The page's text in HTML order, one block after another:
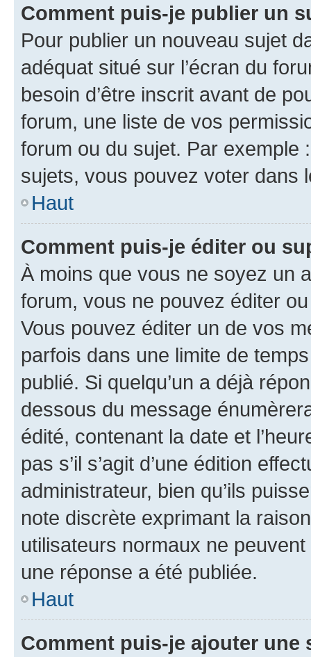
Comment puis-je publier un
Pour publier un nouveau sujet
adéquat situé sur l’écran du
besoin d’être inscrit avant de
forum, une liste de vos
forum ou du sujet. Par exemple
sujets, vous pouvez voter dans
Haut
Comment puis-je éditer ou
À moins que vous ne soyez un
forum, vous ne pouvez éditer
Vous pouvez éditer un de vos
parfois dans une limite de
publié. Si quelqu’un a déjà
dessous du message
édité, contenant la date et
pas s’il s’agit d’une édition
administrateur, bien qu’ils
note discrète exprimant la
utilisateurs normaux ne
une réponse a été publiée.
Haut
Comment puis-je ajouter une